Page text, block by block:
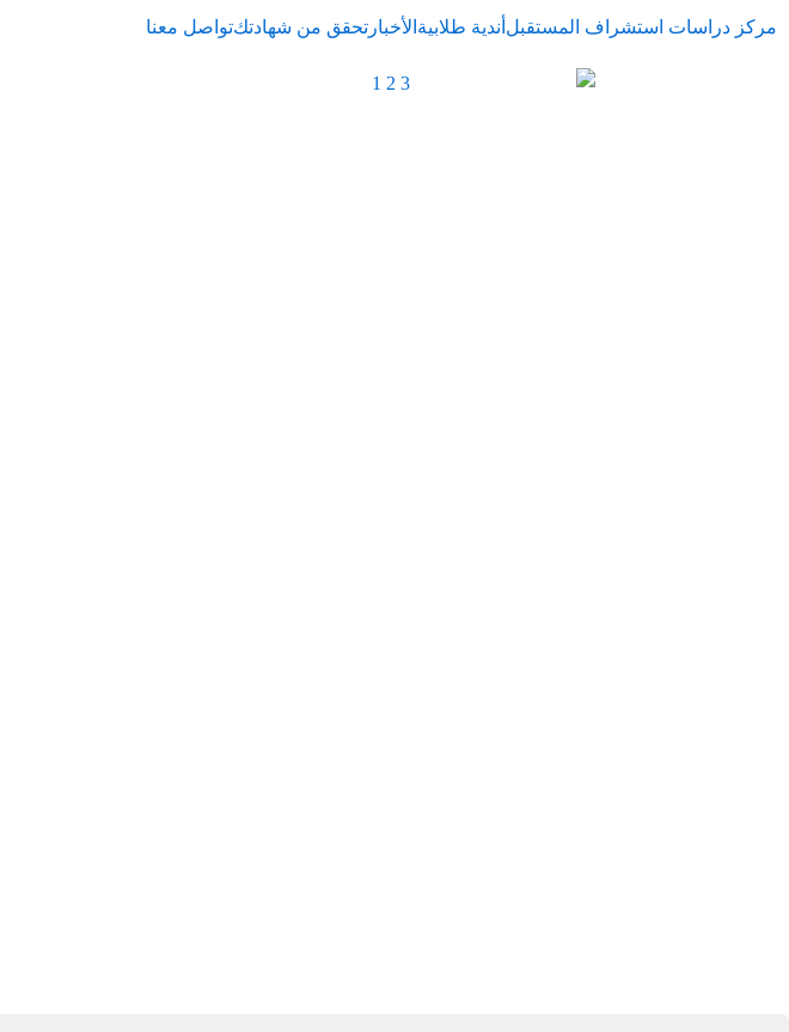
مركز دراسات استشراف المستقبل أندية طلابية الأخبار تحقق من شهادتكتواصل معنا